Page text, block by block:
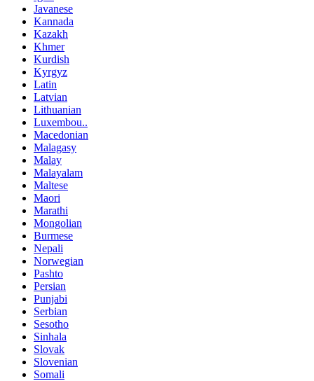
Javanese
Kannada
Kazakh
Khmer
Kurdish
Kyrgyz
Latin
Latvian
Lithuanian
Luxembou..
Macedonian
Malagasy
Malay
Malayalam
Maltese
Maori
Marathi
Mongolian
Burmese
Nepali
Norwegian
Pashto
Persian
Punjabi
Serbian
Sesotho
Sinhala
Slovak
Slovenian
Somali